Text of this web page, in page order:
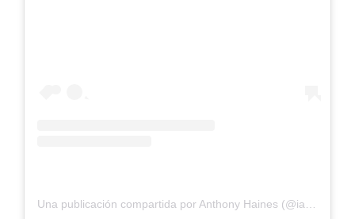
Una publicación compartida por Anthony Haines (@iamtheanthony)